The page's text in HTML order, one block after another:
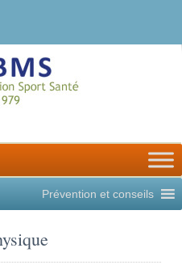
Prévention et conseils